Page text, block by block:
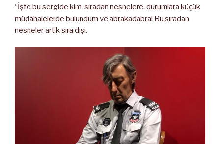
“İşte bu sergide kimi sıradan nesnelere, durumlara küçük
müdahalelerde bulundum ve abrakadabra! Bu sıradan
nesneler artık sıra dışı.